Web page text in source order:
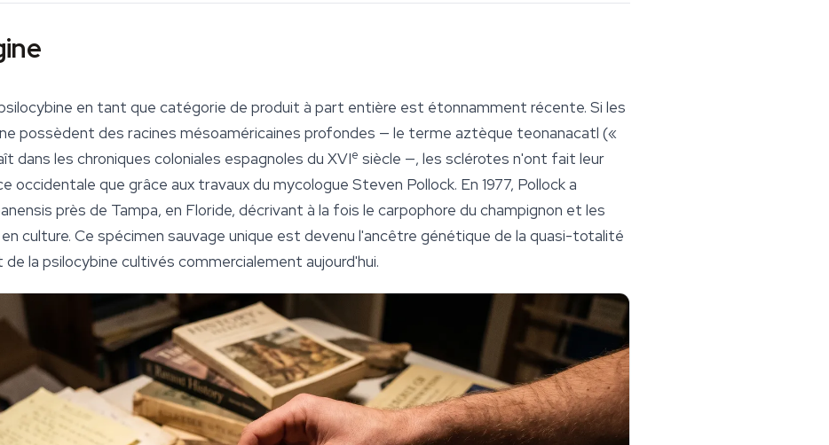
en tant que catégorie de produit à part entière est étonnamment récente. Si les
possèdent des racines mésoaméricaines profondes — le terme aztèque teonanacatl («
dans les chroniques coloniales espagnoles du XVIe siècle —, les sclérotes n'ont fait leur
occidentale que grâce aux travaux du mycologue Steven Pollock. En 1977, Pollock a
près de Tampa, en Floride, décrivant à la fois le carpophore du champignon et les
culture. Ce spécimen sauvage unique est devenu l'ancêtre génétique de la quasi-totalité
la psilocybine cultivés commercialement aujourd'hui.